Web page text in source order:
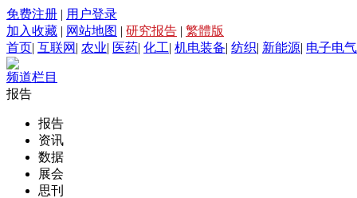
免费注册 | 用户登录
加入收藏 | 网站地图 | 研究报告 | 繁體版
首页| 互联网 | 农业| 医药| 化工| 机电装备| 纺织| 新能源| 电子电气
频道栏目
报告
报告
资讯
数据
展会
思刊